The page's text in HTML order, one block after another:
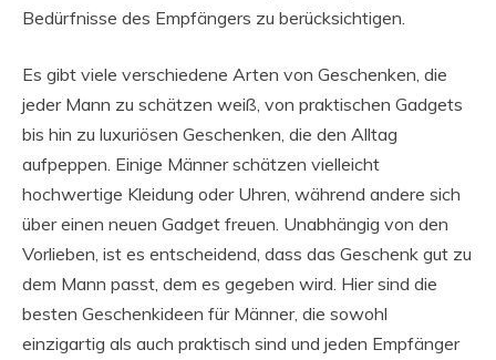
Bedürfnisse des Empfängers zu berücksichtigen.
Es gibt viele verschiedene Arten von Geschenken, die
jeder Mann zu schätzen weiß, von praktischen Gadgets
bis hin zu luxuriösen Geschenken, die den Alltag
aufpeppen. Einige Männer schätzen vielleicht
hochwertige Kleidung oder Uhren, während andere sich
über einen neuen Gadget freuen. Unabhängig von den
Vorlieben, ist es entscheidend, dass das Geschenk gut zu
dem Mann passt, dem es gegeben wird. Hier sind die
besten Geschenkideen für Männer, die sowohl
einzigartig als auch praktisch sind und jeden Empfänger